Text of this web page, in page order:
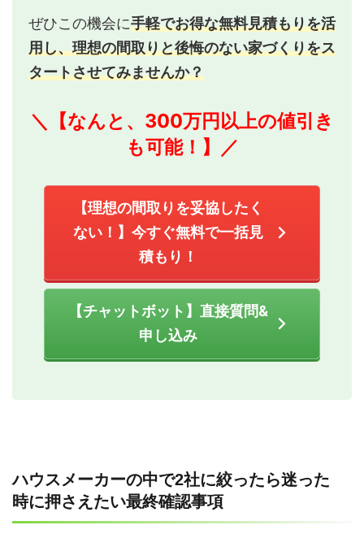
ぜひこの機会に手軽でお得な無料見積もりを活
用し、理想の間取りと後悔のない家づくりをス
タートさせてみませんか？
＼【なんと、300万円以上の値引き
も可能！】／
【理想の間取りを妥協したく
ない！】今すぐ無料で一括見
積もり！
【チャットボット】直接質問&
申し込み
ハウスメーカーの中で2社に絞ったら迷った
時に押さえたい最終確認事項